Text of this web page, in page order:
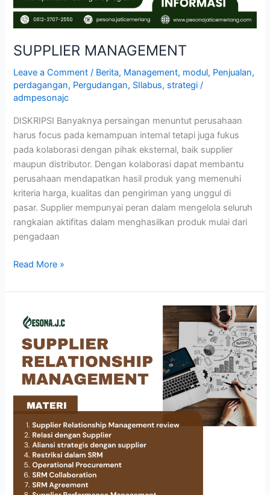
SUPPLIER MANAGEMENT
Leave a Comment / Berita, Management, modul, Penjualan,
perdagangan, Pergudangan, SIlabus, strategi /
admpesonajc
DISKRIPSI Banyaknya persaingan menuntut perusahaan
harus focus pada kemampuan internal tetapi juga fukus
pada kolaborasi dengan pihak eksternal, baik supplier
maupun distributor. Dengan kolaborasi dapat membantu
perusahaan mendapatkan hasil produk yang memenuhi
kriteria harga, kualitas dan pengiriman yang unggul di
pasar. Supplier mempunyai peran dalam mengelola seluruh
rangkaian aktifitas dalam menghasilkan produk mulai dari
pengadaan
Read More »
RELATIONSHIP
MANAGEMENT